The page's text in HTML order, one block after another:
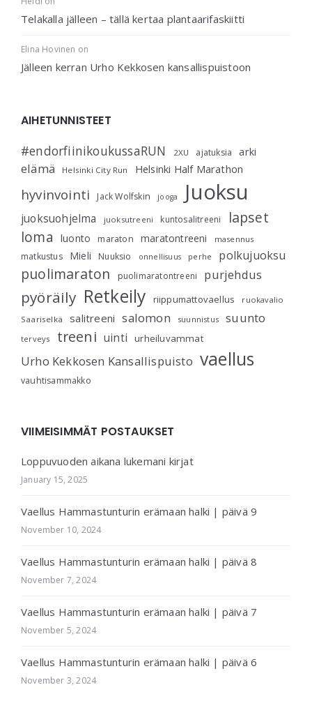
Telakalla jälleen – tällä kertaa plantaarifaskiitti
Elina Hovinen on
Jälleen kerran Urho Kekkosen kansallispuistoon
AIHETUNNISTEET
#endorfiinikoukussaRUN 2XU ajatuksia arki
elämä Helsinki City Run Helsinki Half Marathon
hyvinvointi Jack Wolfskin jooga Juoksu
juoksuohjelma juoksutreeni kuntosalitreeni
lapset
loma
luonto maraton maratontreeni masennus
matkustus Mieli Nuuksio onnellisuus perhe polkujuoksu
puolimaraton puolimaratontreeni purjehdus
pyöräily Retkeily riippumattovaellus
ruokavalio
Saariselkä
salitreeni salomon suunnistus suunto
terveys treeni uinti urheiluvammat
Urho Kekkosen Kansallispuisto vaellus
vauhtisammakko
VIIMEISIMMÄT POSTAUKSET
Loppuvuoden aikana lukemani kirjat
January 15, 2025
Vaellus Hammastunturin erämaan halki | päivä 9
November 10, 2024
Vaellus Hammastunturin erämaan halki | päivä 8
November 7, 2024
Vaellus Hammastunturin erämaan halki | päivä 7
November 5, 2024
Vaellus Hammastunturin erämaan halki | päivä 6
November 3, 2024